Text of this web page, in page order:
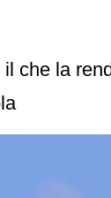
che la